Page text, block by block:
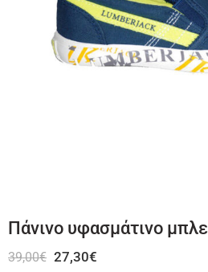
Πάνινο υφασμάτινο μπλε
39,00€ 27,30€